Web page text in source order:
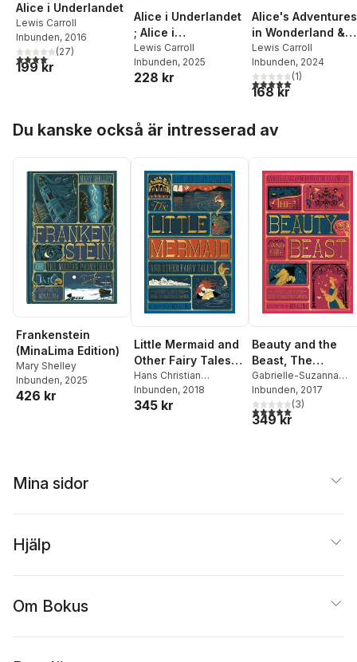
Alice i Underlandet
Lewis Carroll
Inbunden, 2016
4,1utav 5 stjärnor. Totalt antal röster:
(27)
199 kr
Alice i Underlandet
; Alice i
Spegellandet
Lewis Carroll
Inbunden, 2025
228 kr
Alice's Adventures
in Wonderland &
Through the
Looking-Glass
Lewis Carroll
Inbunden, 2024
5,0utav 5 stjärnor.
(1)
168 kr
Du kanske också är intresserad av
Frankenstein
(MinaLima Edition)
Mary Shelley
Inbunden, 2025
426 kr
Little Mermaid and
Other Fairy Tales
(MinaLima Edition)
Hans Christian
Andersen
Inbunden, 2018
345 kr
Beauty and the
Beast, The
(MinaLima Edition)
Gabrielle-Suzanna
Barbot de Villenueve
Inbunden, 2017
5,0utav 5 stjärnor.
(3)
349 kr
Mina sidor
Hjälp
Om Bokus